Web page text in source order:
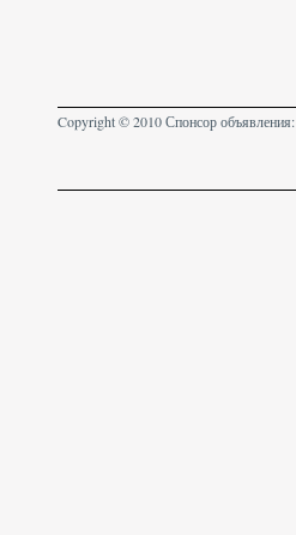
Copyright © 2010 Спонсор объявления: